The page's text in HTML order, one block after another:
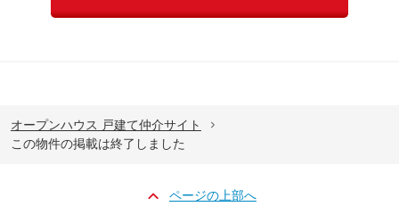
オープンハウス 戸建て仲介サイト
この物件の掲載は終了しました
ページの上部へ